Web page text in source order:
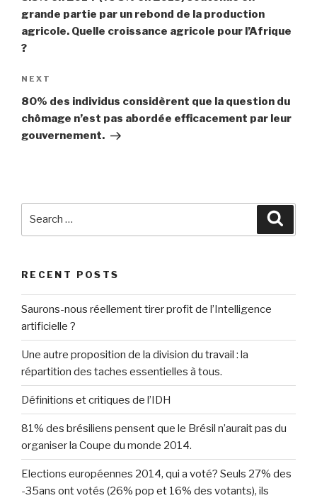
grande partie par un rebond de la production
agricole. Quelle croissance agricole pour l’Afrique
?
Next
Post
NEXT
80% des individus considèrent que la question du
chômage n’est pas abordée efficacement par leur
gouvernement.
RECENT POSTS
Saurons-nous réellement tirer profit de l’Intelligence
artificielle ?
Une autre proposition de la division du travail : la
répartition des taches essentielles à tous.
Définitions et critiques de l’IDH
81% des brésiliens pensent que le Brésil n’aurait pas du
organiser la Coupe du monde 2014.
Elections européennes 2014, qui a voté? Seuls 27% des
-35ans ont votés (26% pop et 16% des votants), ils